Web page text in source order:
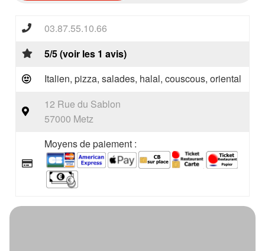
03.87.55.10.66
5/5 (voir les 1 avis)
Italien, pizza, salades, halal, couscous, oriental
12 Rue du Sablon
57000 Metz
Moyens de paiement :